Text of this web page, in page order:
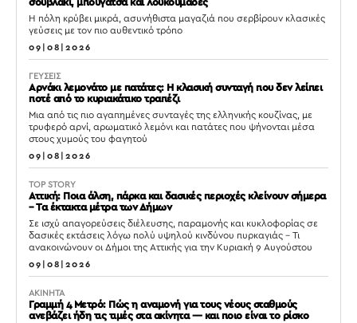
σουβλάκι, μπουγάτσα και λουκουμάδες
Η πόλη κρύβει μικρά, ασυνήθιστα μαγαζιά που σερβίρουν κλασικές
γεύσεις με τον πιο αυθεντικό τρόπο
09|08|2026
ΓΕΥΣΕΙΣ
Αρνάκι λεμονάτο με πατάτες: Η κλασική συνταγή που δεν λείπει
ποτέ από το κυριακάτικο τραπέζι
Μια από τις πιο αγαπημένες συνταγές της ελληνικής κουζίνας, με
τρυφερό αρνί, αρωματικό λεμόνι και πατάτες που ψήνονται μέσα
στους χυμούς του φαγητού
09|08|2026
TOP STORY
Αττική: Ποια άλση, πάρκα και δασικές περιοχές κλείνουν σήμερα
– Τα έκτακτα μέτρα των Δήμων
Σε ισχύ απαγορεύσεις διέλευσης, παραμονής και κυκλοφορίας σε
δασικές εκτάσεις λόγω πολύ υψηλού κινδύνου πυρκαγιάς – Τι
ανακοινώνουν οι Δήμοι της Αττικής για την Κυριακή 9 Αυγούστου
09|08|2026
ΑΚΙΝΗΤΑ
Γραμμή 4 Μετρό: Πώς η αναμονή για τους νέους σταθμούς
ανεβάζει ήδη τις τιμές στα ακίνητα — και ποιο είναι το ρίσκο